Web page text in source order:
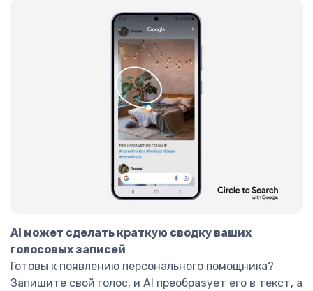
AI может сделать краткую сводку ваших
голосовых записей
Готовы к появлению персонального помощника?
Запишите свой голос, и AI преобразует его в текст, а